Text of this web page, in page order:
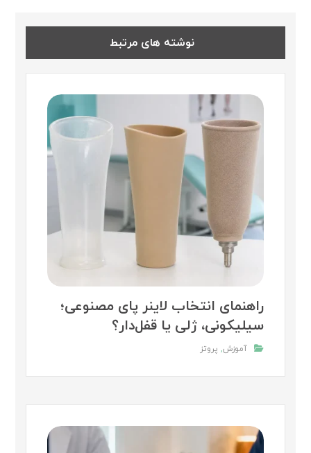
نوشته های مرتبط
راهنمای انتخاب لاینر پای مصنوعی؛
سیلیکونی، ژلی یا قفل‌دار؟
آموزش, پروتز